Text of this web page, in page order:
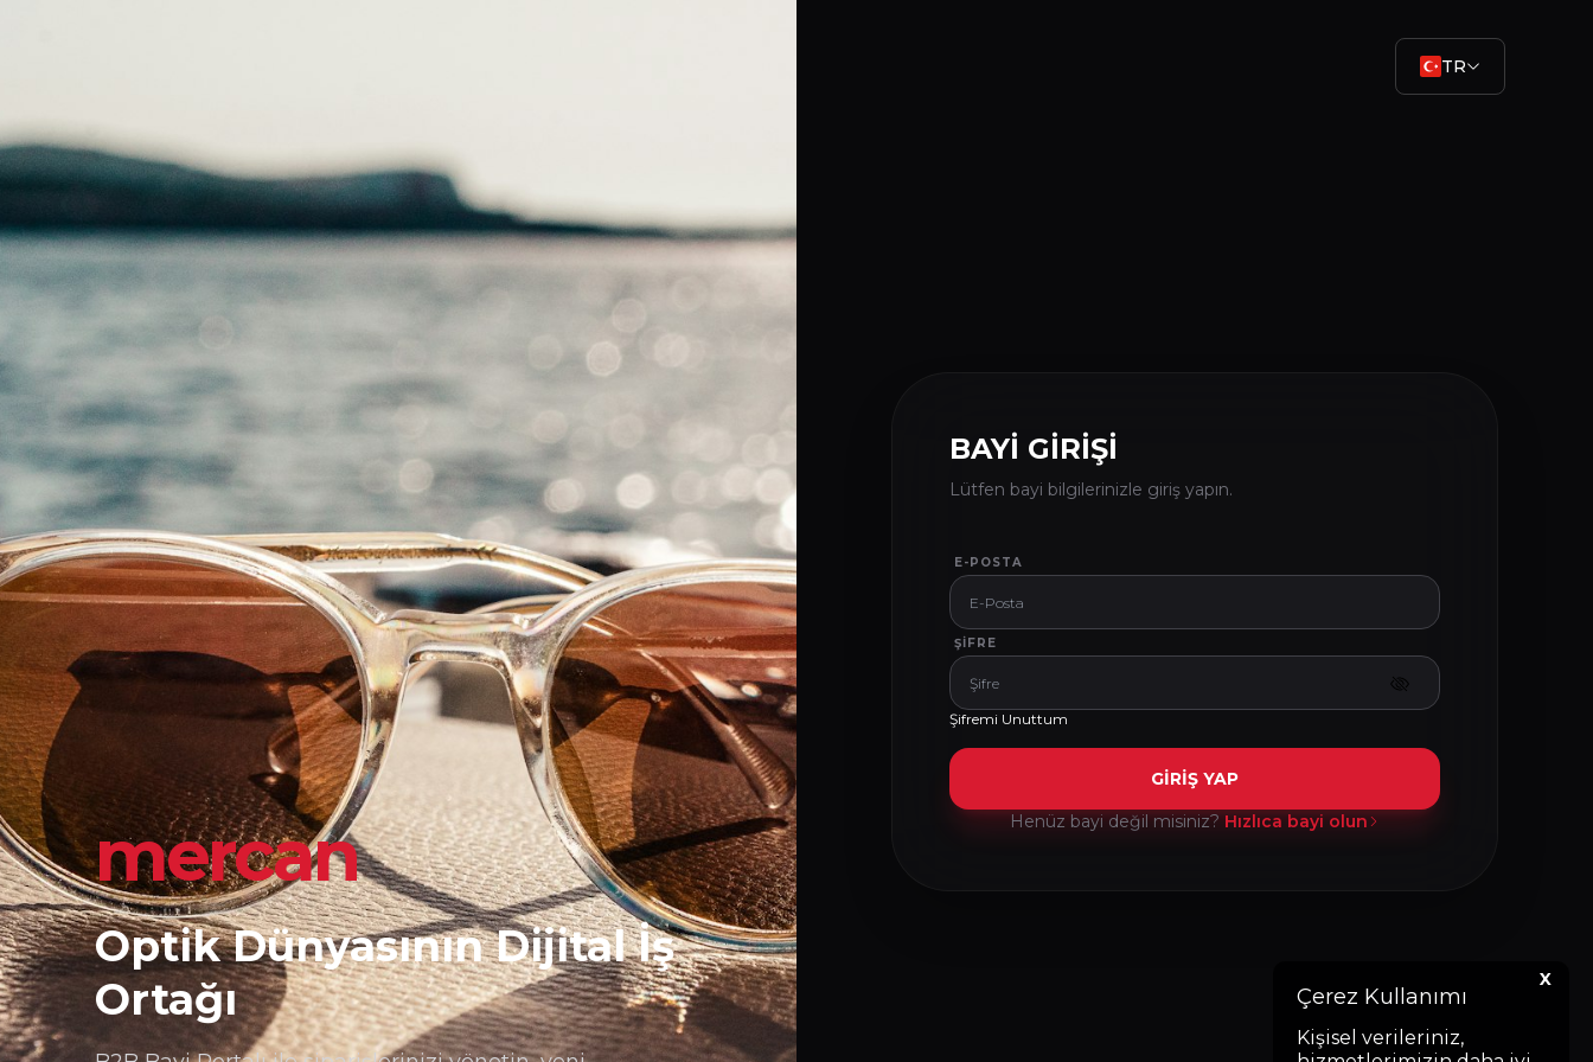
X
Çerez Kullanımı
Kişisel verileriniz,
mercan
Optik Dünyasının Dijital İş
Ortağı
BAYİ GİRİŞİ
Lütfen bayi bilgilerinizle giriş yapın.
E-POSTA
ŞIFRE
Şifremi Unuttum
GİRİŞ YAP
Henüz bayi değil misiniz?Hızlıca bayi olun
TR